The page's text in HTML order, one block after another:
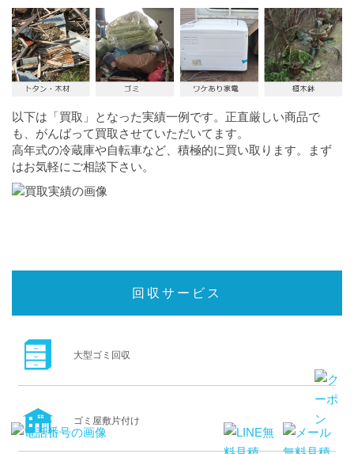
以下は「買取」となった実績一例です。正直厳しい商品で
も、がんばって買取させていただいてます。
高年式の冷蔵庫や自転車など、積極的に買い取ります。まず
はお気軽にご相談下さい。
回収サービス
大型ゴミ回収
ゴミ屋敷片付け